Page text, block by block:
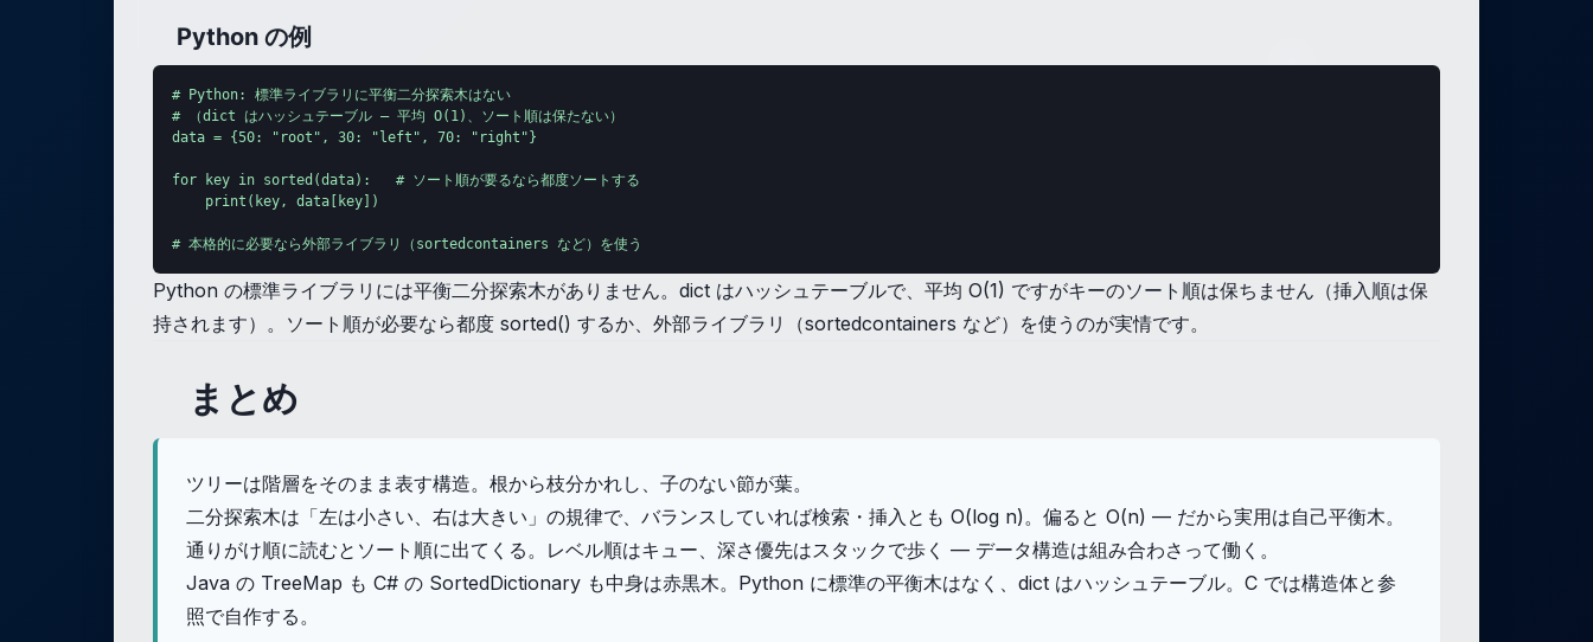
Python の例
# Python: 標準ライブラリに平衡二分探索木はない
# （dict はハッシュテーブル — 平均 O(1)、ソート順は保たない）
data = {50: "root", 30: "left", 70: "right"}
for key in sorted(data):   # ソート順が要るなら都度ソートする
    print(key, data[key])
# 本格的に必要なら外部ライブラリ（sortedcontainers など）を使う
Python の標準ライブラリには平衡二分探索木がありません。dict はハッシュテーブルで、平均 O(1) ですがキーのソート順は保ちません（挿入順は保
持されます）。ソート順が必要なら都度 sorted() するか、外部ライブラリ（sortedcontainers など）を使うのが実情です。
まとめ
ツリーは階層をそのまま表す構造。根から枝分かれし、子のない節が葉。
二分探索木は「左は小さい、右は大きい」の規律で、バランスしていれば検索・挿入とも O(log n)。偏ると O(n) — だから実用は自己平衡木。
通りがけ順に読むとソート順に出てくる。レベル順はキュー、深さ優先はスタックで歩く — データ構造は組み合わさって働く。
Java の TreeMap も C# の SortedDictionary も中身は赤黒木。Python に標準の平衡木はなく、dict はハッシュテーブル。C では構造体と参
照で自作する。